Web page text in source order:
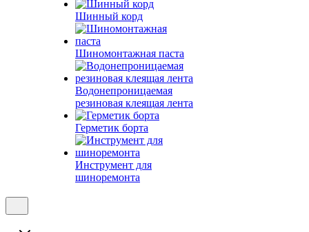
Шинный корд
Шиномонтажная паста
Водонепроницаемая
резиновая клеящая лента
Герметик борта
Инструмент для
шиноремонта